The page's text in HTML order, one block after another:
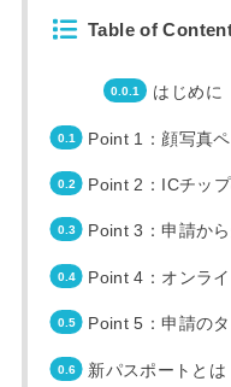
Table of
はじめに
Point 1：顔写真
Point 2：ICチッ
Point 3：申請か
Point 4：オンラ
Point 5：申請の
新パスポートとは